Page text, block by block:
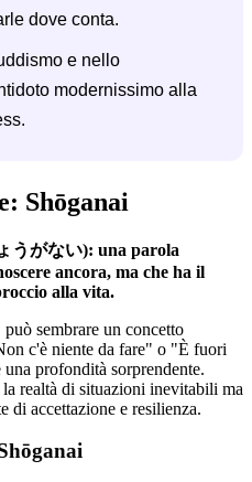
dove conta.
e nello
modernissimo alla
Shōganai
うがない): una parola
ancora, ma che ha il
alla vita.
sembrare un concetto
c'è niente da fare" o "È fuori
profondità sorprendente.
realtà di situazioni inevitabili ma
di accettazione e resilienza.